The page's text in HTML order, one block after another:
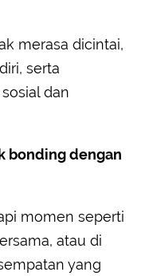
merasa dicintai,
serta
dan
bonding dengan
momen seperti
atau di
yang